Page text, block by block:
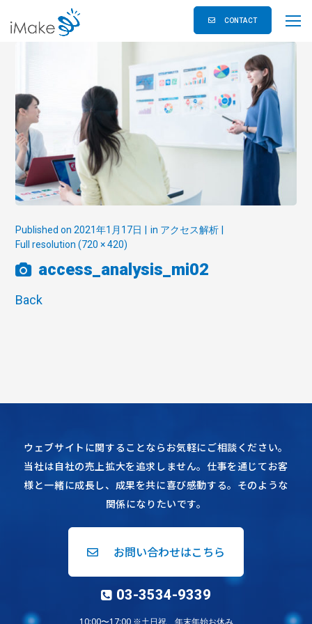
CONTACT
Published on2021年1月17日 in アクセス解析
Full resolution (720 × 420)
access_analysis_mi02
Back
ウェブサイトに関することならお気軽にご相談ください。
当社は自社の売上拡大を追求しません。仕事を通じてお客
様と一緒に成長し、成果を共に喜び感動する。そのような
関係になりたいです。
お問い合わせはこちら
03-3534-9339